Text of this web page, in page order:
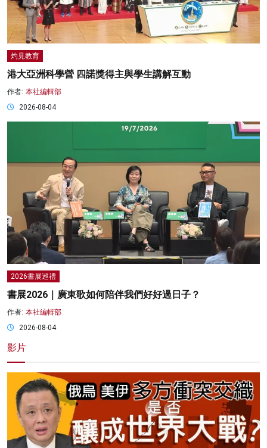
灼見教育
港大亞洲科學營 四諾獎得主與學生講解互動
作者: 本社編輯部
2026-08-04
2026書展巡禮
書展2026｜廣東歌如何陪伴我們好好過日子？
作者: 本社編輯部
2026-08-04
影片